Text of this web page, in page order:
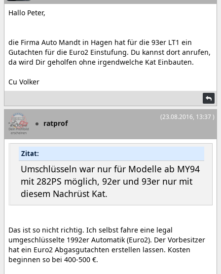
Hallo Peter,
die Firma Auto Mandt in Hagen hat für die 93er LT1 ein
Gutachten für die Euro2 Einstufung. Du kannst dort anrufen,
da wird Dir geholfen ohne irgendwelche Kat Einbauten.
Cu Volker
(23.08.2016, 13:37 )
ratprof
Zitat:
Umschlüsseln war nur für Modelle ab MY94
mit 282PS möglich, 92er und 93er nur mit
diesem Nachrüst Kat.
Das ist so nicht richtig. Ich selbst fahre eine legal
umgeschlüsselte 1992er Automatik (Euro2). Der Vorbesitzer
hat ein Euro2 Abgasgutachten erstellen lassen. Kosten
beginnen so bei 400-500 €.